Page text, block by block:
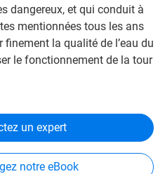
dangereux, et qui conduit à
mentionnées tous les ans
la qualité de l’eau du
le fonctionnement de la tour
un expert
notre eBook